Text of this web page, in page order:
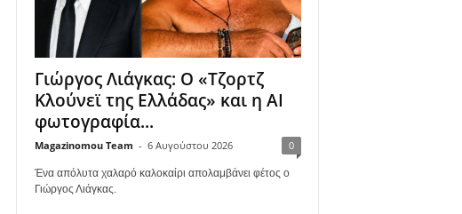
Γιώργος Λιάγκας: Ο «Τζορτζ
Κλούνεϊ της Ελλάδας» και η AI
φωτογραφία...
Magazinomou Team - 6 Αυγούστου 2026 0
Ένα απόλυτα χαλαρό καλοκαίρι απολαμβάνει φέτος ο
Γιώργος Λιάγκας.